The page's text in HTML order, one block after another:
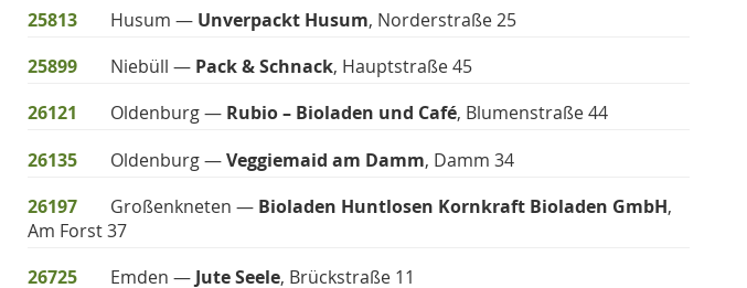
25813
Husum — Unverpackt Husum, Norderstraße 25
25899
Niebüll — Pack & Schnack, Hauptstraße 45
26121
Oldenburg — Rubio – Bioladen und Café, Blumenstraße 44
26135
Oldenburg —Veggiemaid am Damm, Damm 34
26197
Großenkneten — Bioladen Huntlosen Kornkraft Bioladen GmbH,
Am Forst 37
26725
Emden — Jute Seele, Brückstraße 11